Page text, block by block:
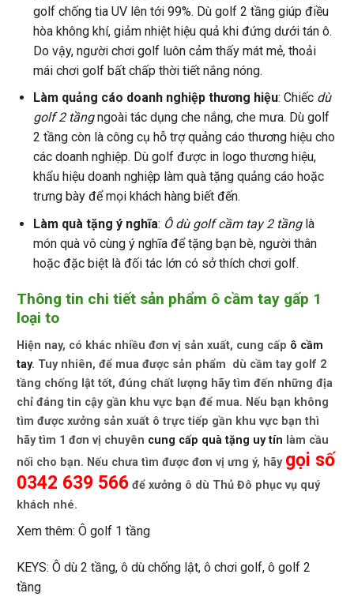
golf chống tia UV lên tới 99%. Dù golf 2 tầng giúp điều
hòa không khí, giảm nhiệt hiệu quả khi đứng dưới tán ô.
Do vậy, người chơi golf luôn cảm thấy mát mẻ, thoải
mái chơi golf bất chấp thời tiết nắng nóng.
Làm quảng cáo doanh nghiệp thương hiệu: Chiếc dù
golf 2 tầngngoài tác dụng che nắng, che mưa. Dù golf
2 tầng còn là công cụ hỗ trợ quảng cáo thương hiệu cho
các doanh nghiệp. Dù golf được in logo thương hiệu,
khẩu hiệu doanh nghiệp làm quà tặng quảng cáohoặc
trưng bày để mọi khách hàng biết đến.
Làm quà tặng ý nghĩa: Ô dù golf cầm tay 2 tầnglà
món quà vô cùng ý nghĩa để tặng bạn bè, người thân
hoặc đặc biệt là đối tác lớn có sở thích chơi golf.
Thông tin chi tiết sản phẩm ô cầm tay gấp 1
loại to
Hiện nay, có khác nhiều đơn vị sản xuất, cung cấp ô cầm
tay. Tuy nhiên, để mua được sản phẩm dù cầm tay golf 2
tầng chống lật tốt, đúng chất lượng hãy tìm đến những địa
chỉ đáng tin cậy gần khu vực bạn để mua. Nếu bạn không
tìm được xưởng sản xuất ô trực tiếp gần khu vực bạn thì
hãy tìm 1 đơn vị chuyên cung cấp quà tặng uy tín làm cầu
nối cho bạn. Nếu chưa tìm được đơn vị ưng ý, hãy gọi số
0342 639 566 để xưởng ô dù Thủ Đô phục vụ quý
khách nhé.
Xem thêm: Ô golf 1 tầng
KEYS: Ô dù 2 tầng, ô dù chống lật, ô chơi golf, ô golf 2
tầng